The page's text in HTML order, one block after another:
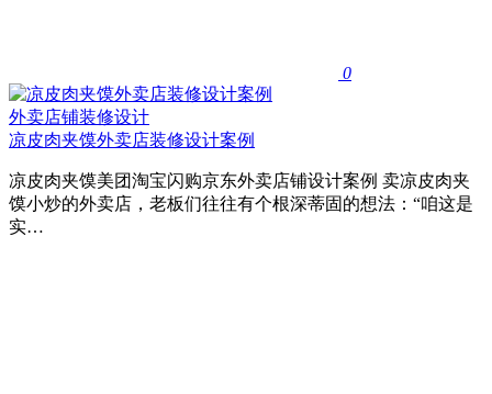
0
外卖店铺装修设计
凉皮肉夹馍外卖店装修设计案例
凉皮肉夹馍美团淘宝闪购京东外卖店铺设计案例 卖凉皮肉夹
馍小炒的外卖店，老板们往往有个根深蒂固的想法：“咱这是
实…